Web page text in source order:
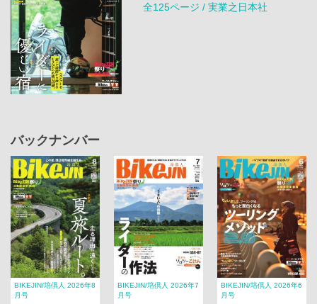
全125ページ / 実業之日本社
バックナンバー
BIKEJIN/培倶人 2026年8
月号
BIKEJIN/培倶人 2026年7
月号
BIKEJIN/培倶人 2026年6
月号